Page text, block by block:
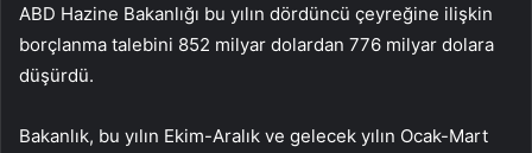
ABD Hazine Bakanlığı bu yılın dördüncü çeyreğine ilişkin
borçlanma talebini 852 milyar dolardan 776 milyar dolara
düşürdü.
Bakanlık, bu yılın Ekim-Aralık ve gelecek yılın Ocak-Mart